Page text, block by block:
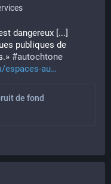
dangereux [...]
publiques de
#autochtone
espaces-au
de fond